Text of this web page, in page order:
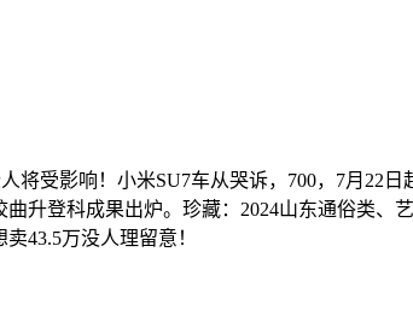
受影响！小米SU7车从哭诉，700，7月22日
升登科成果出炉。珍藏：2024山东通俗类、
43.5万没人理留意！